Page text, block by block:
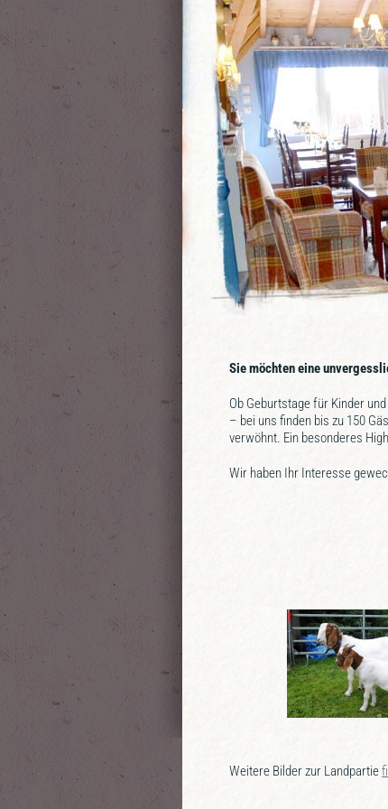
Sie möchten eine
Ob Geburtstage für Kinder
– bei uns finden bis zu 150
verwöhnt. Ein besonderes
Wir haben Ihr Interesse
Weitere Bilder zur Landpartie